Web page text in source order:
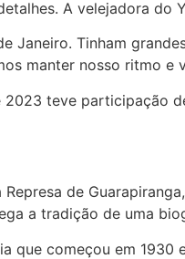
A velejadora do
Janeiro. Tinham
manter nosso ritmo e
teve
de
a tradição de uma
que começou em